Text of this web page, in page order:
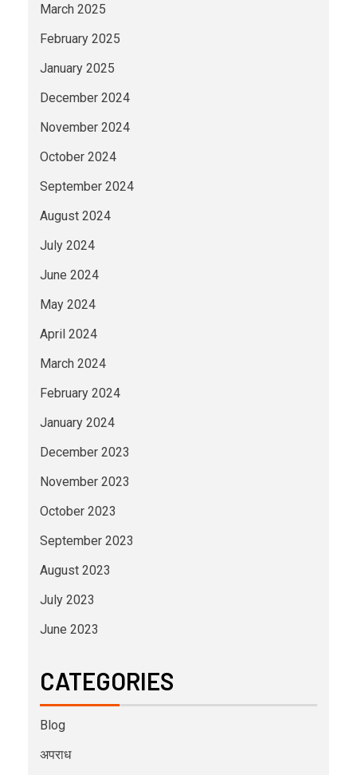
March 2025
February 2025
January 2025
December 2024
November 2024
October 2024
September 2024
August 2024
July 2024
June 2024
May 2024
April 2024
March 2024
February 2024
January 2024
December 2023
November 2023
October 2023
September 2023
August 2023
July 2023
June 2023
CATEGORIES
Blog
अपराध